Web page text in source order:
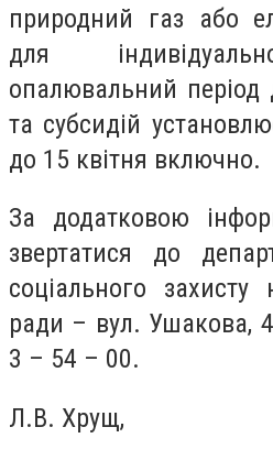
природний газ або
для
опалювальний період
та субсидій
до 15 квітня включно.
За додатковою
звертатися до
соціального захисту
ради – вул. Ушакова,
3 – 54 – 00.
Л.В. Хрущ,